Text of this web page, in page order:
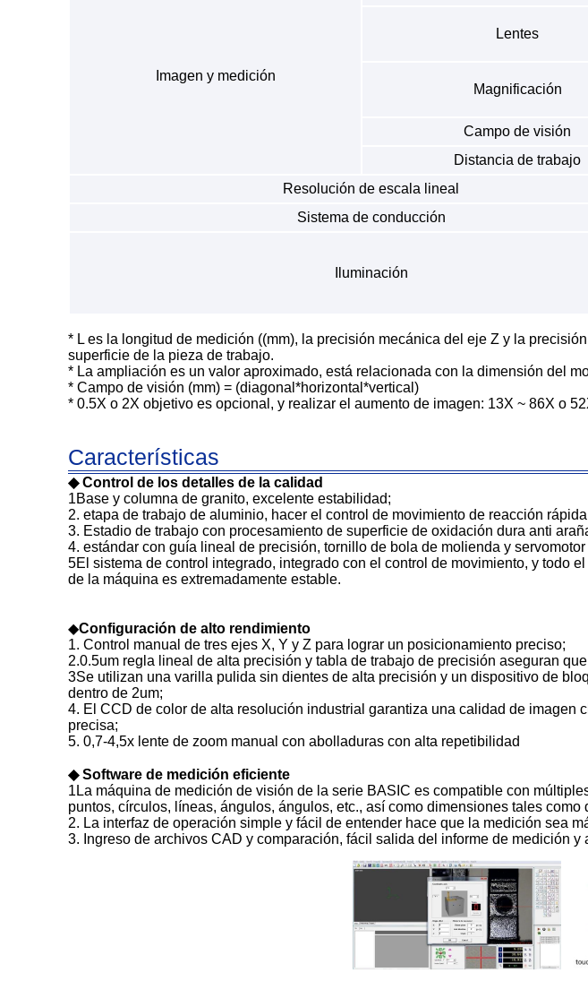
Imagen y medición
Lentes
Magnificación
Campo de visión
Distancia de trabajo
Resolución de escala lineal
Sistema de conducción
Iluminación
* L es la longitud de medición ((mm), la precisión mecánica del eje Z y la
superficie de la pieza de trabajo.
* La ampliación es un valor aproximado, está relacionada con la dimensión del
* Campo de visión (mm) = (diagonal*horizontal*vertical)
* 0.5X o 2X objetivo es opcional, y realizar el aumento de imagen: 13X ~ 86X o
Características
◆ Control de los detalles de la calidad
1Base y columna de granito, excelente estabilidad;
2. etapa de trabajo de aluminio, hacer el control de movimiento de reacción
3. Estadio de trabajo con procesamiento de superficie de oxidación dura anti
4. estándar con guía lineal de precisión, tornillo de bola de molienda y
5El sistema de control integrado, integrado con el control de movimiento, y todo
de la máquina es extremadamente estable.
◆Configuración de alto rendimiento
1. Control manual de tres ejes X, Y y Z para lograr un posicionamiento preciso;
2.0.5um regla lineal de alta precisión y tabla de trabajo de precisión aseguran
3Se utilizan una varilla pulida sin dientes de alta precisión y un dispositivo de
dentro de 2um;
4. El CCD de color de alta resolución industrial garantiza una calidad de
precisa;
5. 0,7-4,5x lente de zoom manual con abolladuras con alta repetibilidad
◆ Software de medición eficiente
1La máquina de medición de visión de la serie BASIC es compatible con
puntos, círculos, líneas, ángulos, ángulos, etc., así como dimensiones tales
2. La interfaz de operación simple y fácil de entender hace que la medición sea
3. Ingreso de archivos CAD y comparación, fácil salida del informe de medición